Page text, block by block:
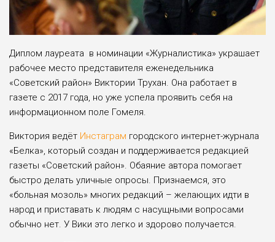
Диплом лауреата в номинации «Журналистика» украшает
рабочее место представителя еженедельника
«Советский район» Виктории Трухан. Она работает в
газете с 2017 года, но уже успела проявить себя на
информационном поле Гомеля.
Виктория ведёт Инстаграм городского интернет-журнала
«Белка», который создан и поддерживается редакцией
газеты «Советский район». Обаяние автора помогает
быстро делать уличные опросы. Признаемся, это
«больная мозоль» многих редакций – желающих идти в
народ и приставать к людям с насущными вопросами
обычно нет. У Вики это легко и здорово получается.